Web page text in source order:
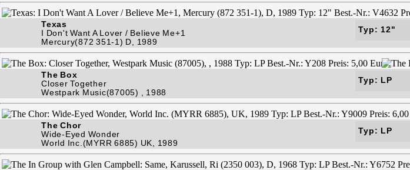
Texas
I Don't Want A Lover / Believe Me+1
Mercury(872 351-1) D, 1989
Typ: 12"
The Box
Closer Together
Westpark Music(87005) , 1988
Typ: LP
The Chor
Wide-Eyed Wonder
World Inc.(MYRR 6885) UK, 1989
Typ: LP